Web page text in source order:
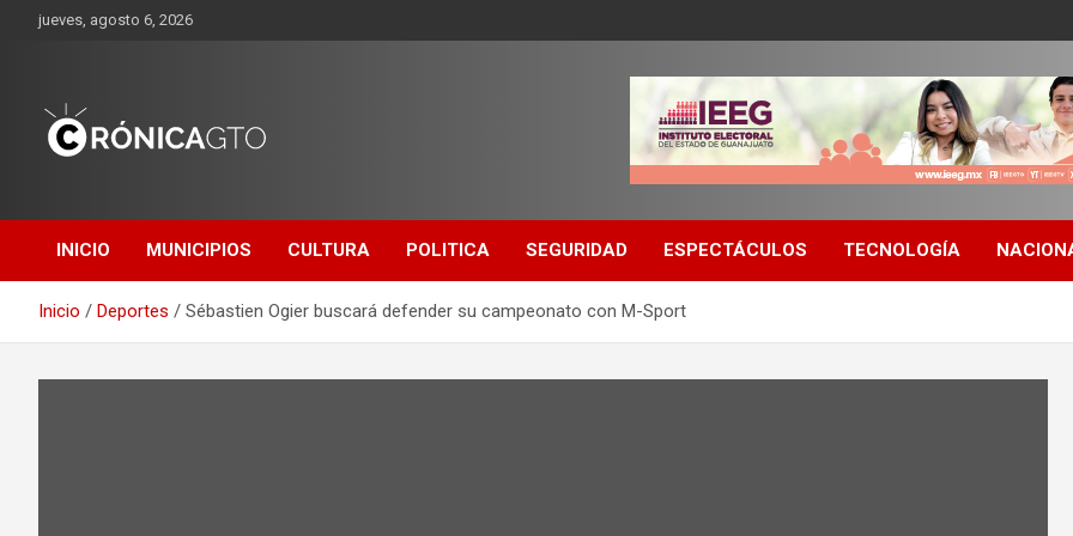
Saltarjueves, agosto 6, 2026
GUANAJUATO
INICIO MUNICIPIOS CULTURA POLITICA SEGURIDAD ESPECTÁCULOS TECNOLOGÍA
Inicio Deportes Sébastien Ogier buscará defender su campeonato con M-Sport